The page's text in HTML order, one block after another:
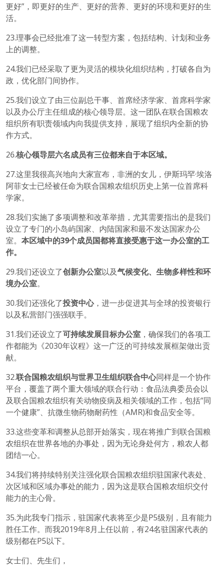
更好”，即更好的生产、更好的营养、更好的环境和更好的生
活。
23.理事会已经批准了这一转型方案，包括结构、计划和业务
上的调整。
24.我们已经采取了更为灵活的模块化组织结构，打破各自为
政，优化部门间协作。
25.我们设立了由三位副总干事、首席经济学家、首席科学家
以及办公厅主任组成的核心领导层。这一团队在联合国粮农
组织所有职责领域内向我提供支持，展现了组织内全新的协
作方式。
26.核心领导层六名成员有三位都来自于本区域。
27.这里我很高兴地向大家宣布，非洲的女儿，伊斯玛罕·埃洛
阿菲女士已经被任命为联合国粮农组织历史上第一位首席科
学家。
28.我们实施了多项调整和改革举措，尤其需要指出的是我们
设立了专门的小岛屿国家、内陆国家和最不发达国家办公
室。 本区域中的39个成员国都将直接受惠于这一办公室的工
作。
29.我们还设立了创新办公室以及气候变化、生物多样性和环
境办公室。
30.我们还强化了投资中心，进一步促进其与全球的投资银行
以及私营部门强强联手。
31.我们还设立了可持续发展目标办公室 ，确保我们的各项工
作都能为《2030年议程》这一广泛的可持续发展框架做出贡
献。
32.联合国粮农组织与世界卫生组织联合中心同样是一个协作
平台，覆盖了两个重大领域的联合行动：食品法典委员会以
及联合国粮农组织有关动物疫病及相关领域的工作，包括“同
一个健康”、抗微生物药物耐药性（AMR)和食品安全等。
33.这些变革和调整从总部开始落实，现在将推广到联合国粮
农组织在世界各地的办事处，因为无论身处何方，粮农人都
团结一心。
34.我们将持续特别关注强化联合国粮农组织驻国家代表处、
次区域和区域办事处的能力，因为这是联合国粮农组织交付
能力的主心骨。
35.为此我专门指示，驻国家代表将至少是P5级别，且有能力
胜任工作。而我2019年8月上任以前，有24名驻国家代表的
级别都在P5以下。
女士们、先生们，